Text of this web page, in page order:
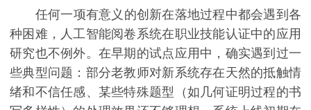
任何一项有意义的创新在落地过程中都会遇到各
种困难，人工智能阅卷系统在职业技能认证中的应用
研究也不例外。在早期的试点应用中，确实遇到过一
些典型问题：部分老教师对新系统存在天然的抵触情
绪和不信任感、某些特殊题型（如几何证明过程的书